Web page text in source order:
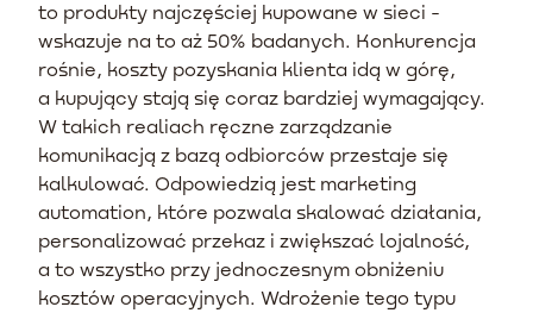
to produkty najczęściej kupowane w sieci -
wskazuje na to aż 50% badanych. Konkurencja
rośnie, koszty pozyskania klienta idą w górę,
a kupujący stają się coraz bardziej wymagający.
W takich realiach ręczne zarządzanie
komunikacją z bazą odbiorców przestaje się
kalkulować. Odpowiedzią jest marketing
automation, które pozwala skalować działania,
personalizować przekaz i zwiększać lojalność,
a to wszystko przy jednoczesnym obniżeniu
kosztów operacyjnych. Wdrożenie tego typu